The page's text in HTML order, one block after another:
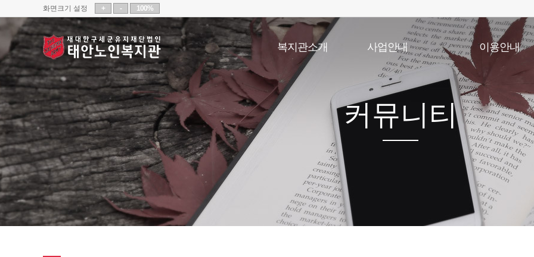
화면크기 설정 + - 100%
복지관소개
인사말
법인소개
기관개요
찾아오시는길
사업안내
노년사회화교육사업
상담사업
건강생활지원사업
급식지원사업
저소득 재가노인 식사배달사업
노인일자리 및 사회활동지원사업
이용안내
실버학당시간표
식단표
이용수칙
커뮤니티